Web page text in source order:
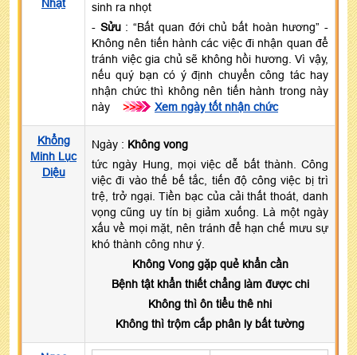
Nhật
sinh ra nhọt
- Sửu: “Bất quan đới chủ bất hoàn hương” -
Không nên tiến hành các việc đi nhận quan để
tránh việc gia chủ sẽ không hồi hương. Vì vậy,
nếu quý bạn có ý định chuyển công tác hay
nhận chức thì không nên tiến hành trong này
này
>>> Xem ngày tốt nhận chức
Khổng
Minh Lục
Diệu
Ngày : Không vong
tức ngày Hung, mọi việc dễ bất thành. Công
việc đi vào thế bế tắc, tiến độ công việc bị trì
trệ, trở ngại. Tiền bạc của cải thất thoát, danh
vọng cũng uy tín bị giảm xuống. Là một ngày
xấu về mọi mặt, nên tránh để hạn chế mưu sự
khó thành công như ý.
Không Vong gặp quẻ khẩn cần
Bệnh tật khẩn thiết chẳng làm được chi
Không thì ôn tiểu thê nhi
Không thì trộm cắp phân ly bất tường